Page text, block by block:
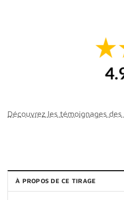
Découvrez les témoignages
À PROPOS DE CE TIRAGE